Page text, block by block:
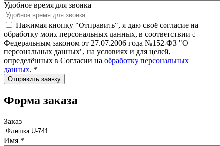
Удобное время для звонка
Нажимая кнопку "Отправить", я даю своё согласие на
обработку моих персональных данных, в соответствии с
Федеральным законом от 27.07.2006 года №152-ФЗ "О
персональных данных", на условиях и для целей,
определённых в Согласии на обработку персональных
данных. *
Форма заказа
Заказ
Имя *